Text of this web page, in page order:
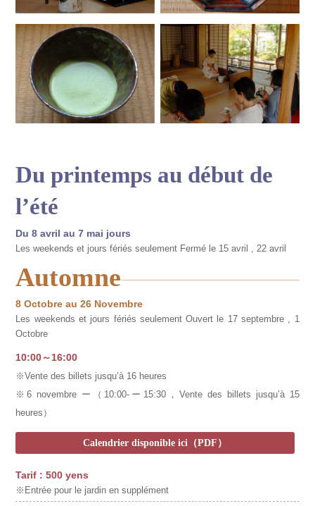
Du printemps au début de
l’été
Du 8 avril au 7 mai jours
Les weekends et jours fériés seulement Fermé le 15 avril , 22 avril
Automne
8 Octobre au 26 Novembre
Les weekends et jours fériés seulement Ouvert le 17 septembre , 1
Octobre
10:00～16:00
※Vente des billets jusqu’à 16 heures
※6 novembre ー（10:00-ー15:30，Vente des billets jusqu’à 15
heures）
Calendrier disponible ici（PDF）
Tarif : 500 yens
※Entrée pour le jardin en supplément